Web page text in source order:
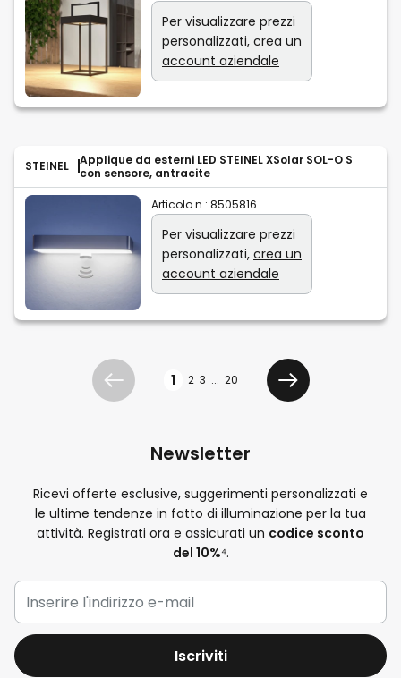
Per visualizzare prezzi
personalizzati, crea un
account aziendale
STEINEL
Applique da esterni LED STEINEL XSolar SOL-O S
con sensore, antracite
Articolo n.: 8505816
Per visualizzare prezzi
personalizzati, crea un
account aziendale
Precedente 1 2 3 ... 20
Avanti
Newsletter
Ricevi offerte esclusive, suggerimenti personalizzati e
le ultime tendenze in fatto di illuminazione per la tua
attività. Registrati ora e assicurati un codice sconto
del 10%⁴.
Iscriviti